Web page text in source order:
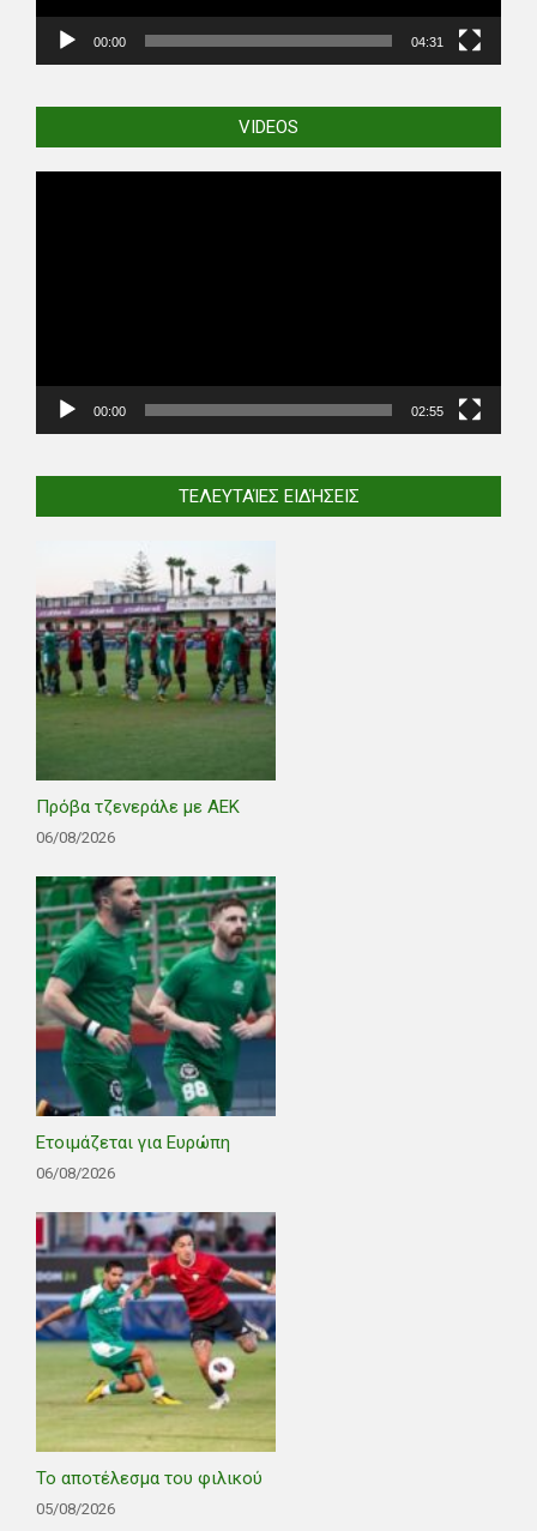
00:00 04:31
VIDEOS
00:00 02:55
ΤΕΛΕΥΤΑΊΕΣ ΕΙΔΉΣΕΙΣ
Πρόβα τζενεράλε με ΑΕΚ
06/08/2026
Ετοιμάζεται για Ευρώπη
06/08/2026
Το αποτέλεσμα του φιλικού
05/08/2026